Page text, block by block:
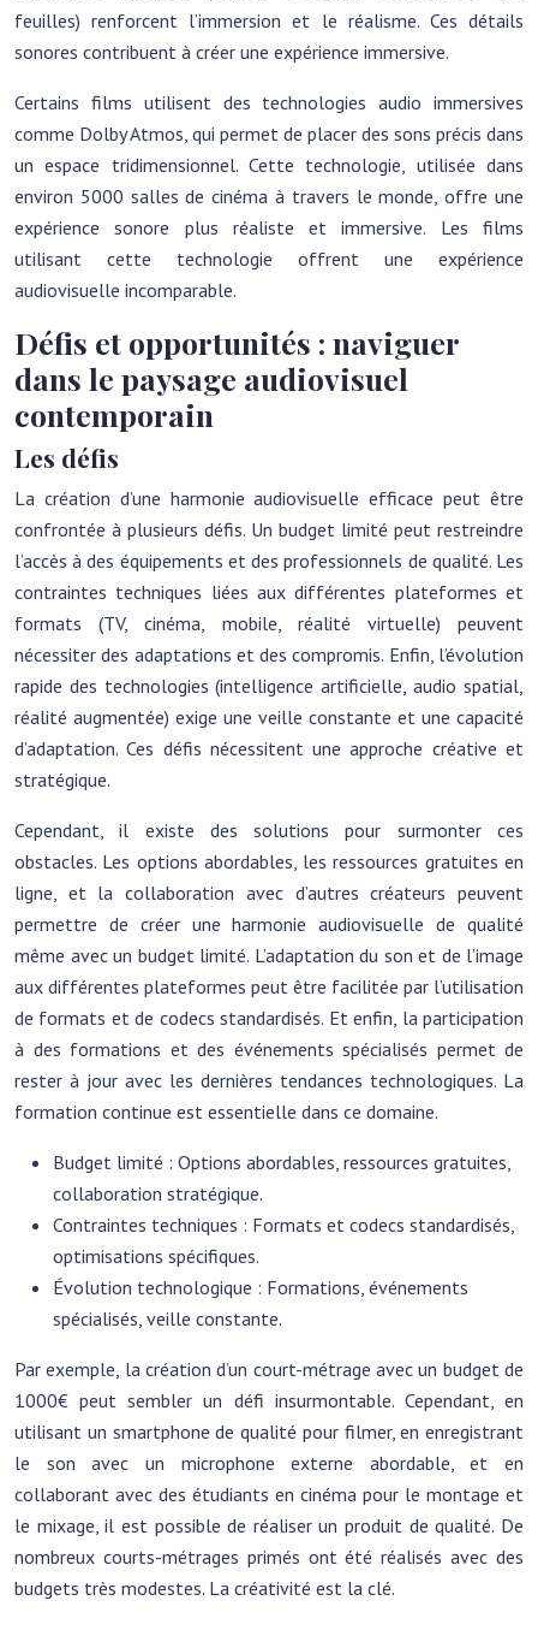
feuilles) renforcent l’immersion et le réalisme. Ces détails
sonores contribuent à créer une expérience immersive.
Certains films utilisent des technologies audio immersives
comme Dolby Atmos, qui permet de placer des sons précis dans
un espace tridimensionnel. Cette technologie, utilisée dans
environ 5000 salles de cinéma à travers le monde, offre une
expérience sonore plus réaliste et immersive. Les films
utilisant cette technologie offrent une expérience
audiovisuelle incomparable.
Défis et opportunités : naviguer
dans le paysage audiovisuel
contemporain
Les défis
La création d’une harmonie audiovisuelle efficace peut être
confrontée à plusieurs défis. Un budget limité peut restreindre
l’accès à des équipements et des professionnels de qualité. Les
contraintes techniques liées aux différentes plateformes et
formats (TV, cinéma, mobile, réalité virtuelle) peuvent
nécessiter des adaptations et des compromis. Enfin, l’évolution
rapide des technologies (intelligence artificielle, audio spatial,
réalité augmentée) exige une veille constante et une capacité
d’adaptation. Ces défis nécessitent une approche créative et
stratégique.
Cependant, il existe des solutions pour surmonter ces
obstacles. Les options abordables, les ressources gratuites en
ligne, et la collaboration avec d’autres créateurs peuvent
permettre de créer une harmonie audiovisuelle de qualité
même avec un budget limité. L’adaptation du son et de l’image
aux différentes plateformes peut être facilitée par l’utilisation
de formats et de codecs standardisés. Et enfin, la participation
à des formations et des événements spécialisés permet de
rester à jour avec les dernières tendances technologiques. La
formation continue est essentielle dans ce domaine.
Budget limité : Options abordables, ressources gratuites,
collaboration stratégique.
Contraintes techniques : Formats et codecs standardisés,
optimisations spécifiques.
Évolution technologique : Formations, événements
spécialisés, veille constante.
Par exemple, la création d’un court-métrage avec un budget de
1000€ peut sembler un défi insurmontable. Cependant, en
utilisant un smartphone de qualité pour filmer, en enregistrant
le son avec un microphone externe abordable, et en
collaborant avec des étudiants en cinéma pour le montage et
le mixage, il est possible de réaliser un produit de qualité. De
nombreux courts-métrages primés ont été réalisés avec des
budgets très modestes. La créativité est la clé.